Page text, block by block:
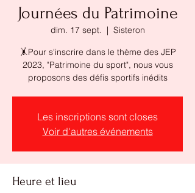
Journées du Patrimoine
dim. 17 sept.
  |
Sisteron
🤸Pour s'inscrire dans le thème des JEP
2023, "Patrimoine du sport", nous vous
proposons des défis sportifs inédits
Les inscriptions sont closes
Voir d'autres événements
Heure et lieu